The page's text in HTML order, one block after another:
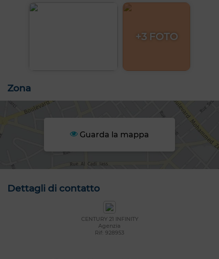
+3 FOTO
Zona
Guarda la mappa
Dettagli di contatto
CENTURY 21 INFINITY
Agenzia
Rif: 928953